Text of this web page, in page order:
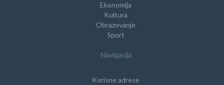
Ekonomija
Kultura
Obrazovanje
Sport
Navigacija
Korisne adrese